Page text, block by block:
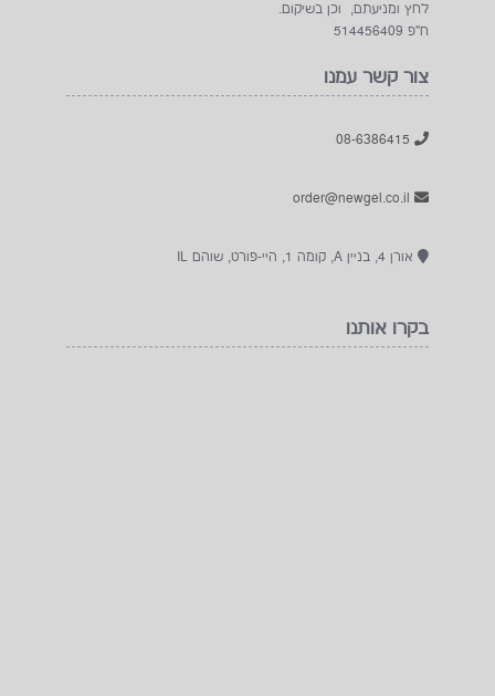
לחץ ומניעתם, וכן בשיקום.
ח"פ 514456409
צור קשר עמנו
אורן 4, בניין A, קומה 1, היי-פורט, שוהם IL
בקרו אותנו